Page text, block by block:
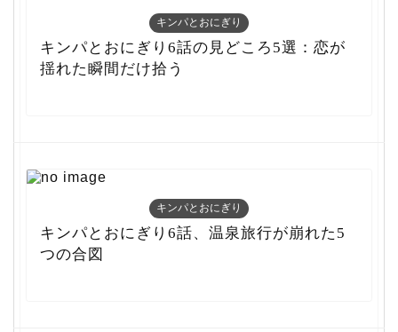
キンパとおにぎり
キンパとおにぎり6話の見どころ5選：恋が
揺れた瞬間だけ拾う
キンパとおにぎり
キンパとおにぎり6話、温泉旅行が崩れた5
つの合図